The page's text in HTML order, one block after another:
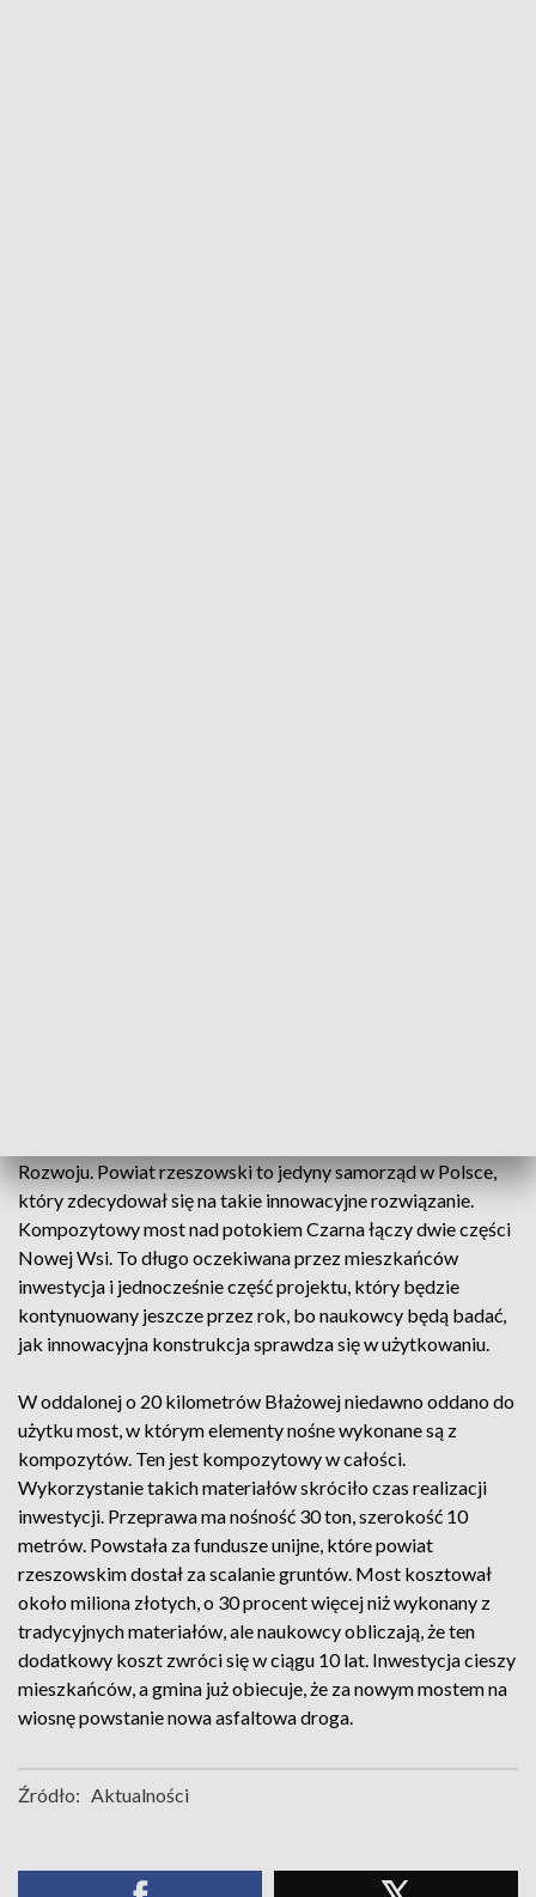
Rozwoju. Powiat rzeszowski to jedyny samorząd w Polsce,
który zdecydował się na takie innowacyjne rozwiązanie.
Kompozytowy most nad potokiem Czarna łączy dwie części
Nowej Wsi. To długo oczekiwana przez mieszkańców
inwestycja i jednocześnie część projektu, który będzie
kontynuowany jeszcze przez rok, bo naukowcy będą badać,
jak innowacyjna konstrukcja sprawdza się w użytkowaniu.
W oddalonej o 20 kilometrów Błażowej niedawno oddano do
użytku most, w którym elementy nośne wykonane są z
kompozytów. Ten jest kompozytowy w całości.
Wykorzystanie takich materiałów skróciło czas realizacji
inwestycji. Przeprawa ma nośność 30 ton, szerokość 10
metrów. Powstała za fundusze unijne, które powiat
rzeszowskim dostał za scalanie gruntów. Most kosztował
około miliona złotych, o 30 procent więcej niż wykonany z
tradycyjnych materiałów, ale naukowcy obliczają, że ten
dodatkowy koszt zwróci się w ciągu 10 lat. Inwestycja cieszy
mieszkańców, a gmina już obiecuje, że za nowym mostem na
wiosnę powstanie nowa asfaltowa droga.
Źródło: Aktualności